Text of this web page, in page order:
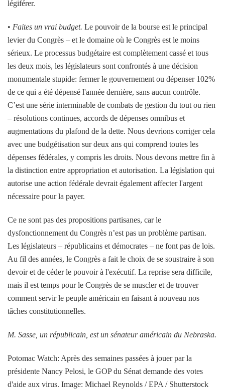
légiférer.
• Faites un vrai budget. Le pouvoir de la bourse est le principal
levier du Congrès – et le domaine où le Congrès est le moins
sérieux. Le processus budgétaire est complètement cassé et tous
les deux mois, les législateurs sont confrontés à une décision
monumentale stupide: fermer le gouvernement ou dépenser 102%
de ce qui a été dépensé l'année dernière, sans aucun contrôle.
C’est une série interminable de combats de gestion du tout ou rien
– résolutions continues, accords de dépenses omnibus et
augmentations du plafond de la dette. Nous devrions corriger cela
avec une budgétisation sur deux ans qui comprend toutes les
dépenses fédérales, y compris les droits. Nous devons mettre fin à
la distinction entre appropriation et autorisation. La législation qui
autorise une action fédérale devrait également affecter l'argent
nécessaire pour la payer.
Ce ne sont pas des propositions partisanes, car le
dysfonctionnement du Congrès n’est pas un problème partisan.
Les législateurs – républicains et démocrates – ne font pas de lois.
Au fil des années, le Congrès a fait le choix de se soustraire à son
devoir et de céder le pouvoir à l'exécutif. La reprise sera difficile,
mais il est temps pour le Congrès de se muscler et de trouver
comment servir le peuple américain en faisant à nouveau nos
tâches constitutionnelles.
M. Sasse, un républicain, est un sénateur américain du Nebraska.
Potomac Watch: Après des semaines passées à jouer par la
présidente Nancy Pelosi, le GOP du Sénat demande des votes
d'aide aux virus. Image: Michael Reynolds / EPA / Shutterstock